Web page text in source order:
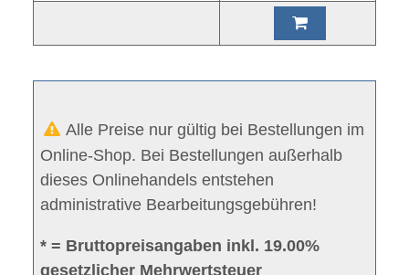
Alle Preise nur gültig bei Bestellungen im
Online-Shop. Bei Bestellungen außerhalb
dieses Onlinehandels entstehen
administrative Bearbeitungsgebühren!
* = Bruttopreisangaben inkl. 19.00%
gesetzlicher Mehrwertsteuer